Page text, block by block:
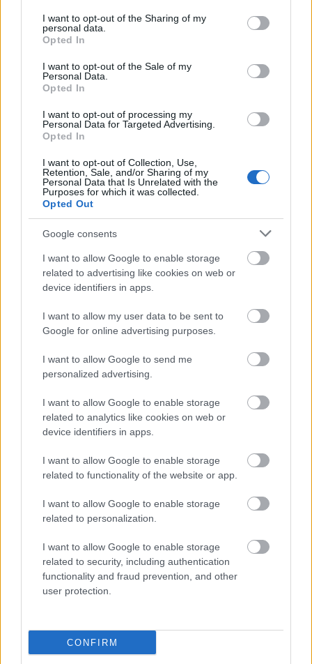
not limited to your visit or usage behaviour. You may click to
grant or deny consent to Google and its third-party tags to
use your data for below specified purposes in below Google
consent section.
I want to opt-out of the Sharing of my
personal data.
Opted In
I want to opt-out of the Sale of my
Personal Data.
Opted In
I want to opt-out of processing my
Personal Data for Targeted Advertising.
Opted In
I want to opt-out of Collection, Use,
Retention, Sale, and/or Sharing of my
Personal Data that Is Unrelated with the
Purposes for which it was collected.
Opted Out
Google consents
I want to allow Google to enable storage
related to advertising like cookies on web or
device identifiers in apps.
I want to allow my user data to be sent to
Google for online advertising purposes.
I want to allow Google to send me
personalized advertising.
I want to allow Google to enable storage
related to analytics like cookies on web or
device identifiers in apps.
I want to allow Google to enable storage
related to functionality of the website or app.
I want to allow Google to enable storage
related to personalization.
I want to allow Google to enable storage
related to security, including authentication
functionality and fraud prevention, and other
user protection.
CONFIRM
dönthet mindent, ami köztetek kialakult.
Nyilas (11. 23-12. 21.)
feladataiddal foglalkozol, könnyen
elbizonytalanodhatsz, s vedd észre, hogy a pasidnak
Bak (12. 22-01. 20.) Már sok lehetetlen fickó került
az utadba, de ahhoz túl jól értesz a pénzhez, hogy
kedvesed miatt valami őrültséget csinálj, a rutin
feszességén viszont könnyíts.
Vízöntő (01. 21-02. 19.)
épületet, de ha meg akarod venni, tudnod kell,
mennyi munka van egy ilyen házzal, ám ha vágyakat
ébresztesz, elégítsd ki azokat.
Halak (02. 20-03. 20.)Annak érdekében, hogy
is megmentsd, ajánlatot kell tenned valakinek, akit
el tudnál képzelni a szeretődnek.